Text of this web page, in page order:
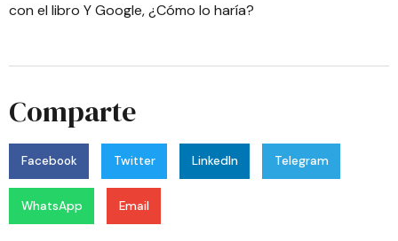
con el libro Y Google, ¿Cómo lo haría?
Comparte
Facebook Twitter LinkedIn Telegram
WhatsApp Email